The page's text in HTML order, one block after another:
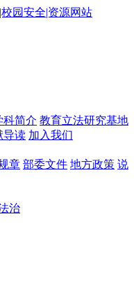
科简介 教育立法研究基地
导读 加入我们
章 部委文件 地方政策 说
治